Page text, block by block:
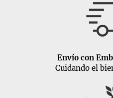
Envío con
Cuidando el